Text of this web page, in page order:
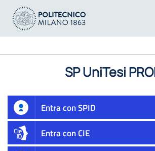
SP UniTesi
Entra con SPID
Entra con CIE